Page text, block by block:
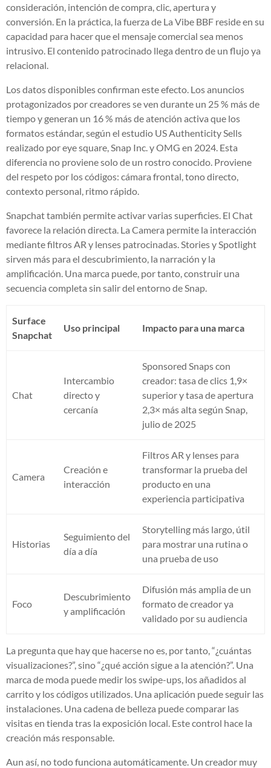
consideración, intención de compra, clic, apertura y
conversión. En la práctica, la fuerza de La Vibe BBF reside en su
capacidad para hacer que el mensaje comercial sea menos
intrusivo. El contenido patrocinado llega dentro de un flujo ya
relacional.
Los datos disponibles confirman este efecto. Los anuncios
protagonizados por creadores se ven durante un 25 % más de
tiempo y generan un 16 % más de atención activa que los
formatos estándar, según el estudio US Authenticity Sells
realizado por eye square, Snap Inc. y OMG en 2024. Esta
diferencia no proviene solo de un rostro conocido. Proviene
del respeto por los códigos: cámara frontal, tono directo,
contexto personal, ritmo rápido.
Snapchat también permite activar varias superficies. El Chat
favorece la relación directa. La Camera permite la interacción
mediante filtros AR y lenses patrocinadas. Stories y Spotlight
sirven más para el descubrimiento, la narración y la
amplificación. Una marca puede, por tanto, construir una
secuencia completa sin salir del entorno de Snap.
Surface
Snapchat
Uso principal Impacto para una marca
Chat
Intercambio
directo y
cercanía
Sponsored Snaps con
creador: tasa de clics 1,9×
superior y tasa de apertura
2,3× más alta según Snap,
julio de 2025
Camera
Creación e
interacción
Filtros AR y lenses para
transformar la prueba del
producto en una
experiencia participativa
Historias
Seguimiento del
día a día
Storytelling más largo, útil
para mostrar una rutina o
una prueba de uso
Foco
Descubrimiento
y amplificación
Difusión más amplia de un
formato de creador ya
validado por su audiencia
La pregunta que hay que hacerse no es, por tanto, “¿cuántas
visualizaciones?”, sino “¿qué acción sigue a la atención?”. Una
marca de moda puede medir los swipe-ups, los añadidos al
carrito y los códigos utilizados. Una aplicación puede seguir las
instalaciones. Una cadena de belleza puede comparar las
visitas en tienda tras la exposición local. Este control hace la
creación más responsable.
Aun así, no todo funciona automáticamente. Un creador muy